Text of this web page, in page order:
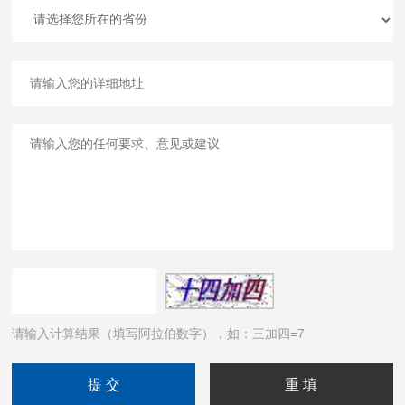
请输入计算结果（填写阿拉伯数字），如：三加四=7